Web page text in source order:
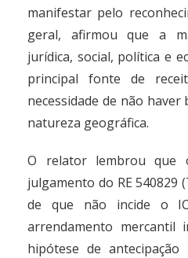
manifestar pelo
geral, afirmou que a
jurídica, social, política e
principal fonte de
necessidade de não
natureza geográfica.
O relator lembrou que
julgamento do RE 540829
de que não incide o
arrendamento mercantil
hipótese de